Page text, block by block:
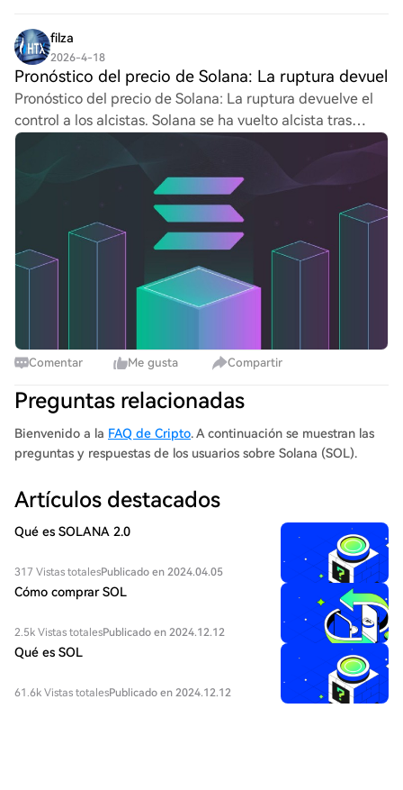
filza
2026-4-18
Pronóstico del precio de Solana: La ruptura devuel
Pronóstico del precio de Solana: La ruptura devuelve el
control a los alcistas. Solana se ha vuelto alcista tras
mantener su zona de reversión y superar la resistencia
Comentar Me gusta Compartir
Preguntas relacionadas
Bienvenido a la FAQ de Cripto. A continuación se muestran las
preguntas y respuestas de los usuarios sobre Solana (SOL).
Artículos destacados
Qué es SOLANA 2.0
317 Vistas totalesPublicado en 2024.04.05
Cómo comprar SOL
2.5k Vistas totalesPublicado en 2024.12.12
Qué es SOL
61.6k Vistas totalesPublicado en 2024.12.12